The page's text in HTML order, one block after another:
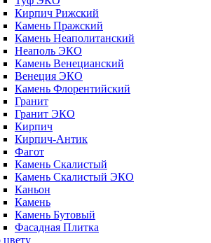
Кирпич Рижский
Камень Пражский
Камень Неаполитанский
Неаполь ЭКО
Камень Венецианский
Венеция ЭКО
Камень Флорентийский
Гранит
Гранит ЭКО
Кирпич
Кирпич-Антик
Фагот
Камень Скалистый
Камень Скалистый ЭКО
Каньон
Камень
Камень Бутовый
Фасадная Плитка